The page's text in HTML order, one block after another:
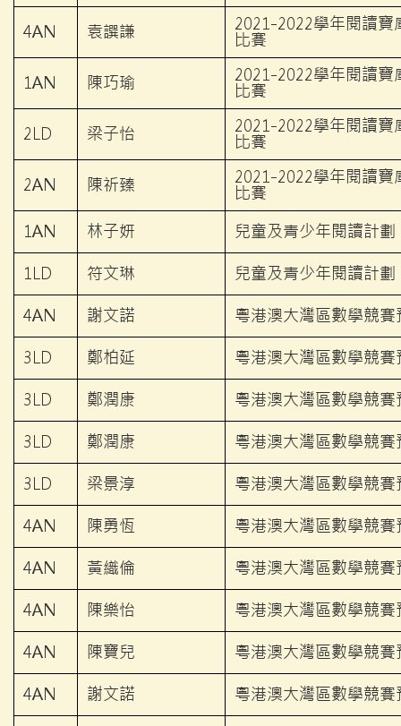
4AN 袁譔謙 2021-2022學年閱讀
比賽
1AN 陳巧瑜 2021-2022學年閱讀
比賽
2LD 梁子怡 2021-2022學年閱讀
比賽
2AN 陳祈臻 2021-2022學年閱讀
比賽
1AN
林子妍 兒童及青少年閱讀計劃
1LD 符文琳 兒童及青少年閱讀計劃
4AN 謝文諾 粵港澳大灣區數學競
3LD 鄭柏延 粵港澳大灣區數學競
3LD 鄭潤康 粵港澳大灣區數學競
3LD 鄭潤康 粵港澳大灣區數學競
3LD 梁景淳 粵港澳大灣區數學競
4AN 陳勇恆 粵港澳大灣區數學競
4AN 黃織倫 粵港澳大灣區數學競
4AN 陳樂怡 粵港澳大灣區數學競
4AN 陳寶兒 粵港澳大灣區數學競
4AN 謝文諾 粵港澳大灣區數學競